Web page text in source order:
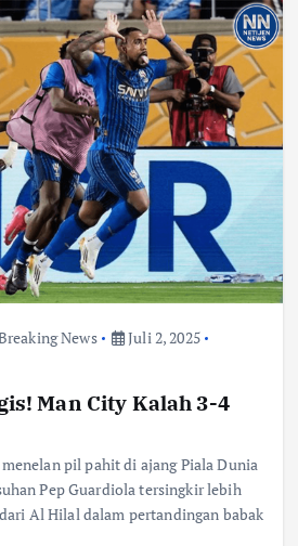
News
Juli 2, 2025
Man City Kalah 3-4
pil pahit di ajang Piala Dunia
Pep Guardiola tersingkir lebih
Al Hilal dalam pertandingan babak